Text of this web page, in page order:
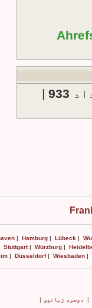
933
|
| Hamburg | Lübeck |
Stuttgart| Würzburg|
| Düsseldorf| Wiesbaden |
| دوسری زبانیں |